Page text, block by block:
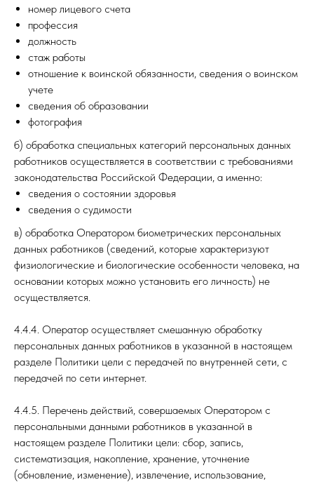
номер лицевого счета
профессия
должность
стаж работы
отношение к воинской обязанности, сведения о воинском
учете
сведения об образовании
фотография
б) обработка специальных категорий персональных данных
работников осуществляется в соответствии с требованиями
законодательства Российской Федерации, а именно:
сведения о состоянии здоровья
сведения о судимости
в) обработка Оператором биометрических персональных
данных работников (сведений, которые характеризуют
физиологические и биологические особенности человека, на
основании которых можно установить его личность) не
осуществляется.
4.4.4. Оператор осуществляет смешанную обработку
персональных данных работников в указанной в настоящем
разделе Политики цели с передачей по внутренней сети, с
передачей по сети интернет.
4.4.5. Перечень действий, совершаемых Оператором с
персональными данными работников в указанной в
настоящем разделе Политики цели: сбор, запись,
систематизация, накопление, хранение, уточнение
(обновление, изменение), извлечение, использование,